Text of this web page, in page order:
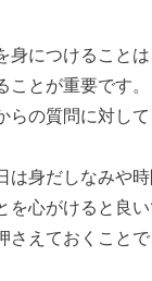
身につけること
ことが重要です
らの質問に対し
は身だしなみや
を心がけると良
さえておくこと